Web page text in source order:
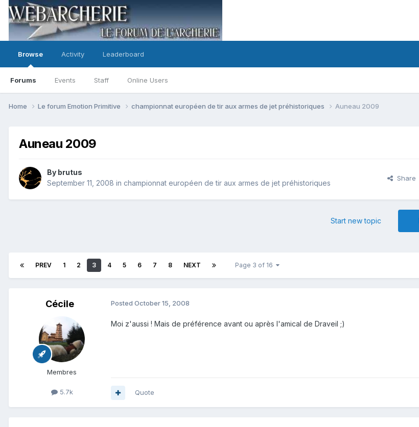
Browse
Forums Events Staff Online Users
Activity Leaderboard
Home Le forum Emotion Primitive championnat européen de tir aux armes de jet préhistoriques Auneau 2009
Auneau 2009
By brutus
September 11, 2008 in championnat européen de tir aux armes de jet préhistoriques
Share
Start new topic
PREV 1 2 3 4 5 6 7 8 NEXT Page 3 of 16
Cécile
Membres
5.7k
Posted October 15, 2008
Moi z'aussi ! Mais de préférence avant ou après l'amical de Draveil ;)
Quote